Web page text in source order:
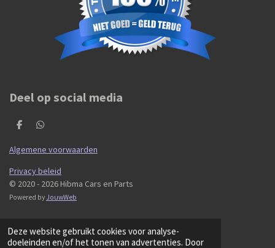
Deze website gebruikt cookies voor analyse-
doeleinden en/of het tonen van advertenties. Door
Deel op social media
D
l
e
D
l
e
Algemene voorwaarden
Privacy beleid
© 2020 - 2026 Hibma Cars en Parts
Powered by JouwWeb